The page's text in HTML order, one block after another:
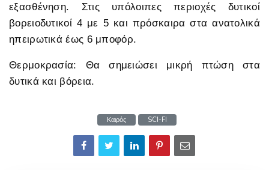
εξασθένηση. Στις υπόλοιπες περιοχές δυτικοί
βορειοδυτικοί 4 με 5 και πρόσκαιρα στα ανατολικά
ηπειρωτικά έως 6 μποφόρ.
Θερμοκρασία: Θα σημειώσει μικρή πτώση στα
δυτικά και βόρεια.
Καιρός SCI-FI